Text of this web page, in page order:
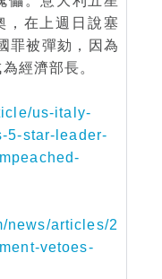
，在上週日說塞
罪被彈劾，因為
經濟部長。
us-italy-
5-star-leader-
news/articles/2
vetoes-